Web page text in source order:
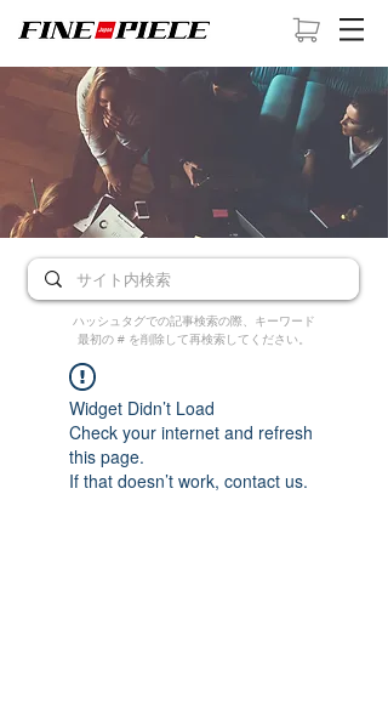
ハッシュタグでの記事検索の際、キーワード
最初の # を削除して再検索してください。
Widget Didn’t Load
Check your internet and refresh
this page.
If that doesn’t work, contact us.